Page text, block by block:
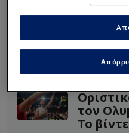
Διαβάστε περισσότερα
Διαβάστε
τον
Το